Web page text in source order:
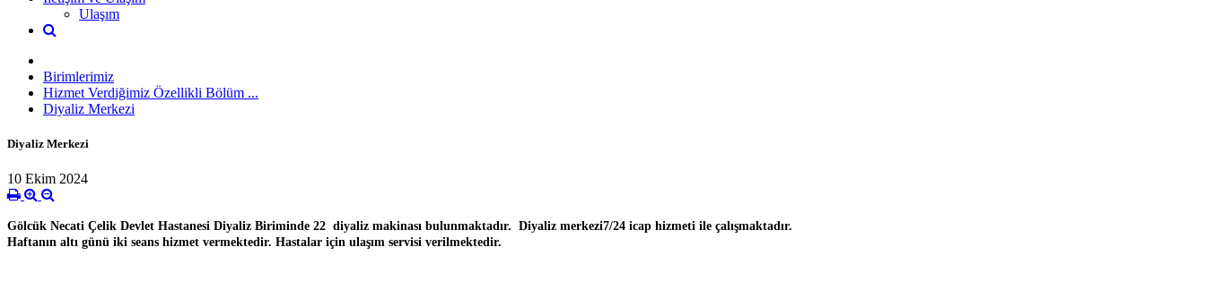
Ulaşım
Birimlerimiz
Hizmet Verdiğimiz Özellikli Bölüm ...
Diyaliz Merkezi
Diyaliz Merkezi
10 Ekim 2024
Gölcük Necati Çelik Devlet Hastanesi Diyaliz Biriminde 22 diyaliz makinası bulunmaktadır. Diyaliz merkezi7/24 icap hizmeti ile çalışmaktadır.
Haftanın altı günü iki seans hizmet vermektedir. Hastalar için ulaşım servisi verilmektedir.